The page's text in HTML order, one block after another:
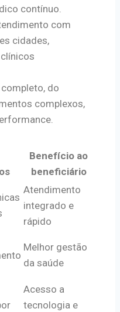
contínuo.
com
cidades,
do
complexos,
Benefício ao
beneficiário
Atendimento
integrado e
rápido
Melhor gestão
da saúde
Acesso a
tecnologia e